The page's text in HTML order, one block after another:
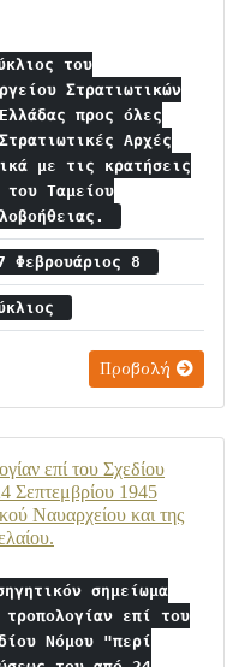
του
Στρατιωτικών
προς όλες
Αρχές
με τις κρατήσεις
του Ταμείου
Φεβρουάριος 8
Προβολή
επί του Σχεδίου
Σεπτεμβρίου 1945
Ναυαρχείου και της
σημείωμα
τροπολογίαν επί του
Νόμου "περί